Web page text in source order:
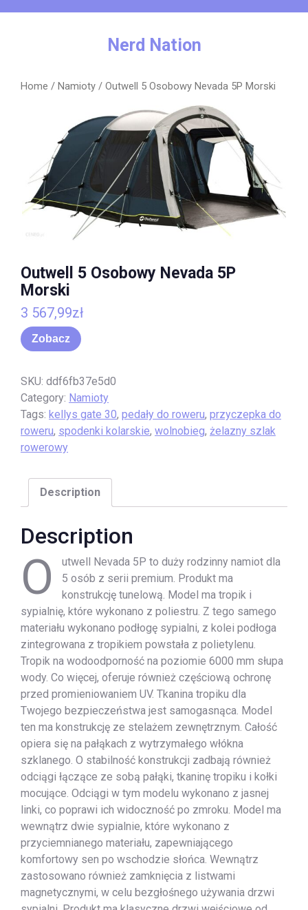
Nerd Nation
Home / Namioty / Outwell 5 Osobowy Nevada 5P Morski
Outwell 5 Osobowy Nevada 5P
Morski
3 567,99zł
Zobacz
SKU: ddf6fb37e5d0
Category: Namioty
Tags: kellys gate 30, pedały do roweru, przyczepka do
roweru, spodenki kolarskie, wolnobieg, żelazny szlak
rowerowy
Description
Description
O
utwell Nevada 5P to duży rodzinny namiot dla
5 osób z serii premium. Produkt ma
konstrukcję tunelową. Model ma tropik i
sypialnię, które wykonano z poliestru. Z tego samego
materiału wykonano podłogę sypialni, z kolei podłoga
zintegrowana z tropikiem powstała z polietylenu.
Tropik na wodoodporność na poziomie 6000 mm słupa
wody. Co więcej, oferuje również częściową ochronę
przed promieniowaniem UV. Tkanina tropiku dla
Twojego bezpieczeństwa jest samogasnąca. Model
ten ma konstrukcję ze stelażem zewnętrznym. Całość
opiera się na pałąkach z wytrzymałego włókna
szklanego. O stabilność konstrukcji zadbają również
odciągi łączące ze sobą pałąki, tkaninę tropiku i kołki
mocujące. Odciągi w tym modelu wykonano z jasnej
linki, co poprawi ich widoczność po zmroku. Model ma
wewnątrz dwie sypialnie, które wykonano z
przyciemnianego materiału, zapewniającego
komfortowy sen po wschodzie słońca. Wewnątrz
zastosowano również zamknięcia z listwami
magnetycznymi, w celu bezgłośnego używania drzwi